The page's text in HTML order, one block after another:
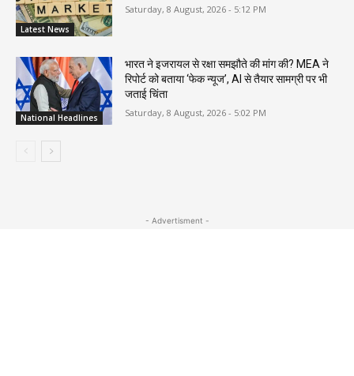
Latest News
Saturday, 8 August, 2026 - 5:12 PM
National Headlines
भारत ने इजरायल से रक्षा समझौते की मांग की? MEA ने
रिपोर्ट को बताया ‘फेक न्यूज’, AI से तैयार सामग्री पर भी
जताई चिंता
Saturday, 8 August, 2026 - 5:02 PM
- Advertisment -